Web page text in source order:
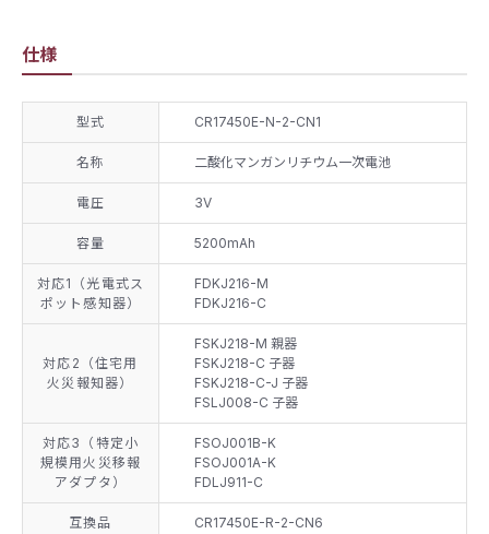
仕様
型式 CR17450E-N-2-CN1
名称 二酸化マンガンリチウム一次電池
電圧 3V
容量 5200mAh
対応1（光電式ス
ポット感知器）
FDKJ216-M
FDKJ216-C
対応2（住宅用
火災報知器）
FSKJ218-M 親器
FSKJ218-C 子器
FSKJ218-C-J 子器
FSLJ008-C 子器
対応3（特定小
規模用火災移報
アダプタ）
FSOJ001B-K
FSOJ001A-K
FDLJ911-C
互換品 CR17450E-R-2-CN6